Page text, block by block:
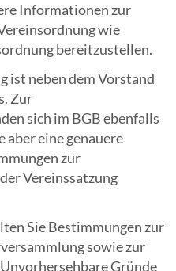
Informationen zur
wie
bereitzustellen.
ist neben dem Vorstand
Zur
sich im BGB ebenfalls
aber eine genauere
zur
Vereinssatzung
Sie Bestimmungen zur
sowie zur
Gründe